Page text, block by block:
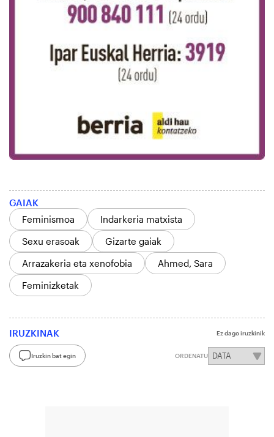
GAIAK
Feminismoa
Indarkeria matxista
Sexu erasoak
Gizarte gaiak
Arrazakeria eta xenofobia
Ahmed, Sara
Feminizketak
IRUZKINAK Ez dago iruzkinik
Iruzkin bat egin ORDENATU